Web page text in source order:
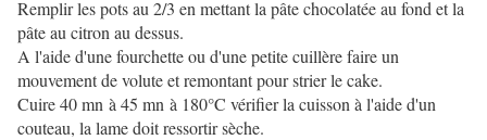
Remplir les pots au 2/3 en mettant la pâte chocolatée au fond et la
pâte au citron au dessus.
A l'aide d'une fourchette ou d'une petite cuillère faire un
mouvement de volute et remontant pour strier le cake.
Cuire 40 mn à 45 mn à 180°C vérifier la cuisson à l'aide d'un
couteau, la lame doit ressortir sèche.